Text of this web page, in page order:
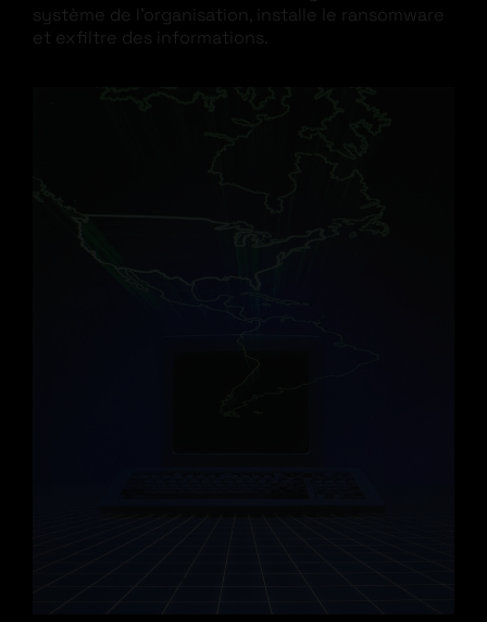
système de l’organisation, installe le ransomware
et exfiltre des informations.